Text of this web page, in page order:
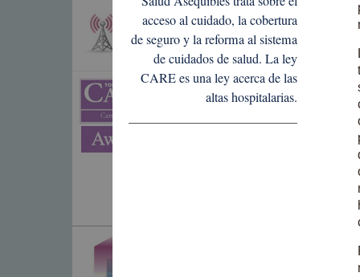
acceso al cuidado, la cobertura
de seguro y la reforma al sistema
de cuidados de salud. La ley
CARE es una ley acerca de las
altas hospitalarias.